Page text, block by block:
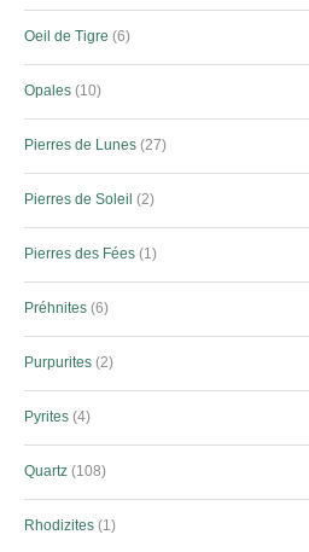
Oeil de Tigre 6
Opales 10
Pierres de Lunes 27
Pierres de Soleil 2
Pierres des Fées 1
Préhnites 6
Purpurites 2
Pyrites 4
Quartz 108
Rhodizites 1